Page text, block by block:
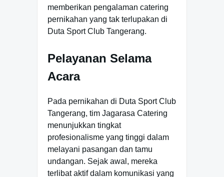
memberikan pengalaman catering
pernikahan yang tak terlupakan di
Duta Sport Club Tangerang.
Pelayanan Selama
Acara
Pada pernikahan di Duta Sport Club
Tangerang, tim Jagarasa Catering
menunjukkan tingkat
profesionalisme yang tinggi dalam
melayani pasangan dan tamu
undangan. Sejak awal, mereka
terlibat aktif dalam komunikasi yang